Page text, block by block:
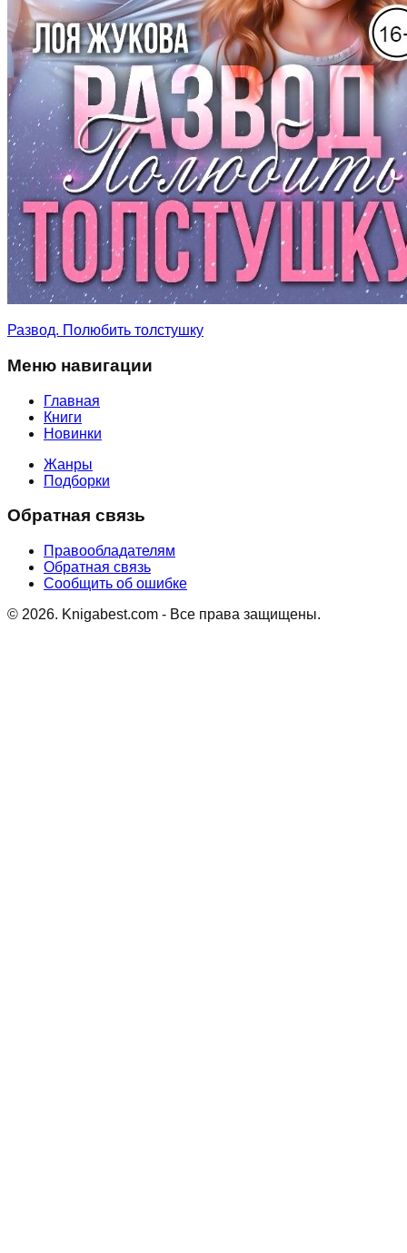
Развод. Полюбить толстушку
Меню навигации
Главная
Книги
Новинки
Жанры
Подборки
Обратная связь
Правообладателям
Обратная связь
Сообщить об ошибке
© 2026. Knigabest.com - Все права защищены.